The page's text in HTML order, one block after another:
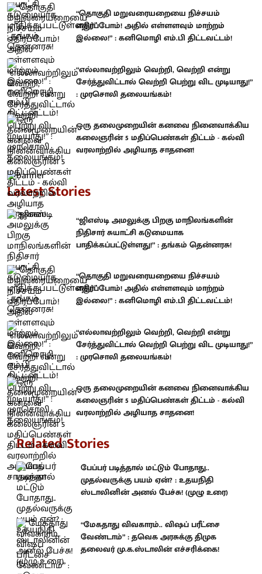
“தொகுதி மறுவரையறையை நிச்சயம்
எதிர்ப்போம்! அதில் எள்ளளவும் மாற்றம்
இல்லை!” : கனிமொழி எம்.பி திட்டவட்டம்!
“எல்லாவற்றிலும் வெற்றி, வெற்றி என்று
சேர்த்துவிட்டால் வெற்றி பெற்று விட முடியாது!”
: முரசொலி தலையங்கம்!
ஒரு தலைமுறையின் கனவை நினைவாக்கிய
கலைஞரின் 5 மதிப்பெண்கள் திட்டம் - கல்வி
வரலாற்றில் அழியாத சாதனை!
Latest Stories
“ஜிஎஸ்டி அமலுக்கு பிறகு மாநிலங்களின்
நிதிசார் சுயாட்சி கடுமையாக
பாதிக்கப்பட்டுள்ளது!” : தங்கம் தென்னரசு!
“தொகுதி மறுவரையறையை நிச்சயம்
எதிர்ப்போம்! அதில் எள்ளளவும் மாற்றம்
இல்லை!” : கனிமொழி எம்.பி திட்டவட்டம்!
“எல்லாவற்றிலும் வெற்றி, வெற்றி என்று
சேர்த்துவிட்டால் வெற்றி பெற்று விட முடியாது!”
: முரசொலி தலையங்கம்!
ஒரு தலைமுறையின் கனவை நினைவாக்கிய
கலைஞரின் 5 மதிப்பெண்கள் திட்டம் - கல்வி
வரலாற்றில் அழியாத சாதனை!
Related Stories
பேப்பர் படித்தால் மட்டும் போதாது..
முதல்வருக்கு பயம் ஏன்? : உதயநிதி
ஸ்டாலினின் அனல் பேச்சு! (முழு உரை)
“மேகதாது விவகாரம்.. விஷப் பரீட்சை
வேண்டாம்” : தவெக அரசுக்கு திமுக
தலைவர் மு.க.ஸ்டாலின் எச்சரிக்கை!